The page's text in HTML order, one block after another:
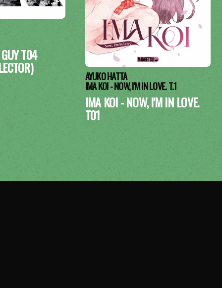
T04
AYUKO HATTA
IMA KOI - NOW, I'M IN LOVE. T.1
IMA KOI - NOW, I'M IN LOVE.
T01